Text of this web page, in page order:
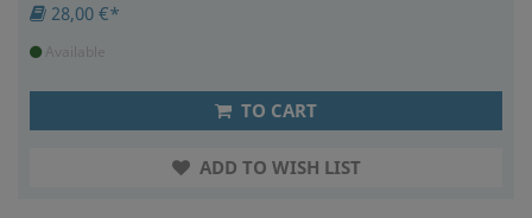
28,00 €*
Available
TO CART
ADD TO WISH LIST